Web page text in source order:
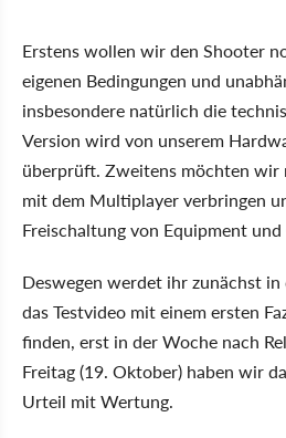
Erstens wollen wir den Shooter
eigenen Bedingungen und
insbesondere natürlich die
Version wird von unserem
überprüft. Zweitens möchten wir
mit dem Multiplayer verbringen
Freischaltung von Equipment
Deswegen werdet ihr zunächst in
das Testvideo mit einem ersten
finden, erst in der Woche nach
Freitag (19. Oktober) haben wir
Urteil mit Wertung.